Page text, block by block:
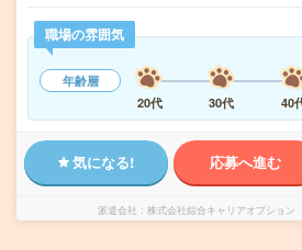
職場の雰囲気
年齢層
20代
30代 40
気になる! 応募へ進む
派遣会社 株式会社綜合キャリアオプション